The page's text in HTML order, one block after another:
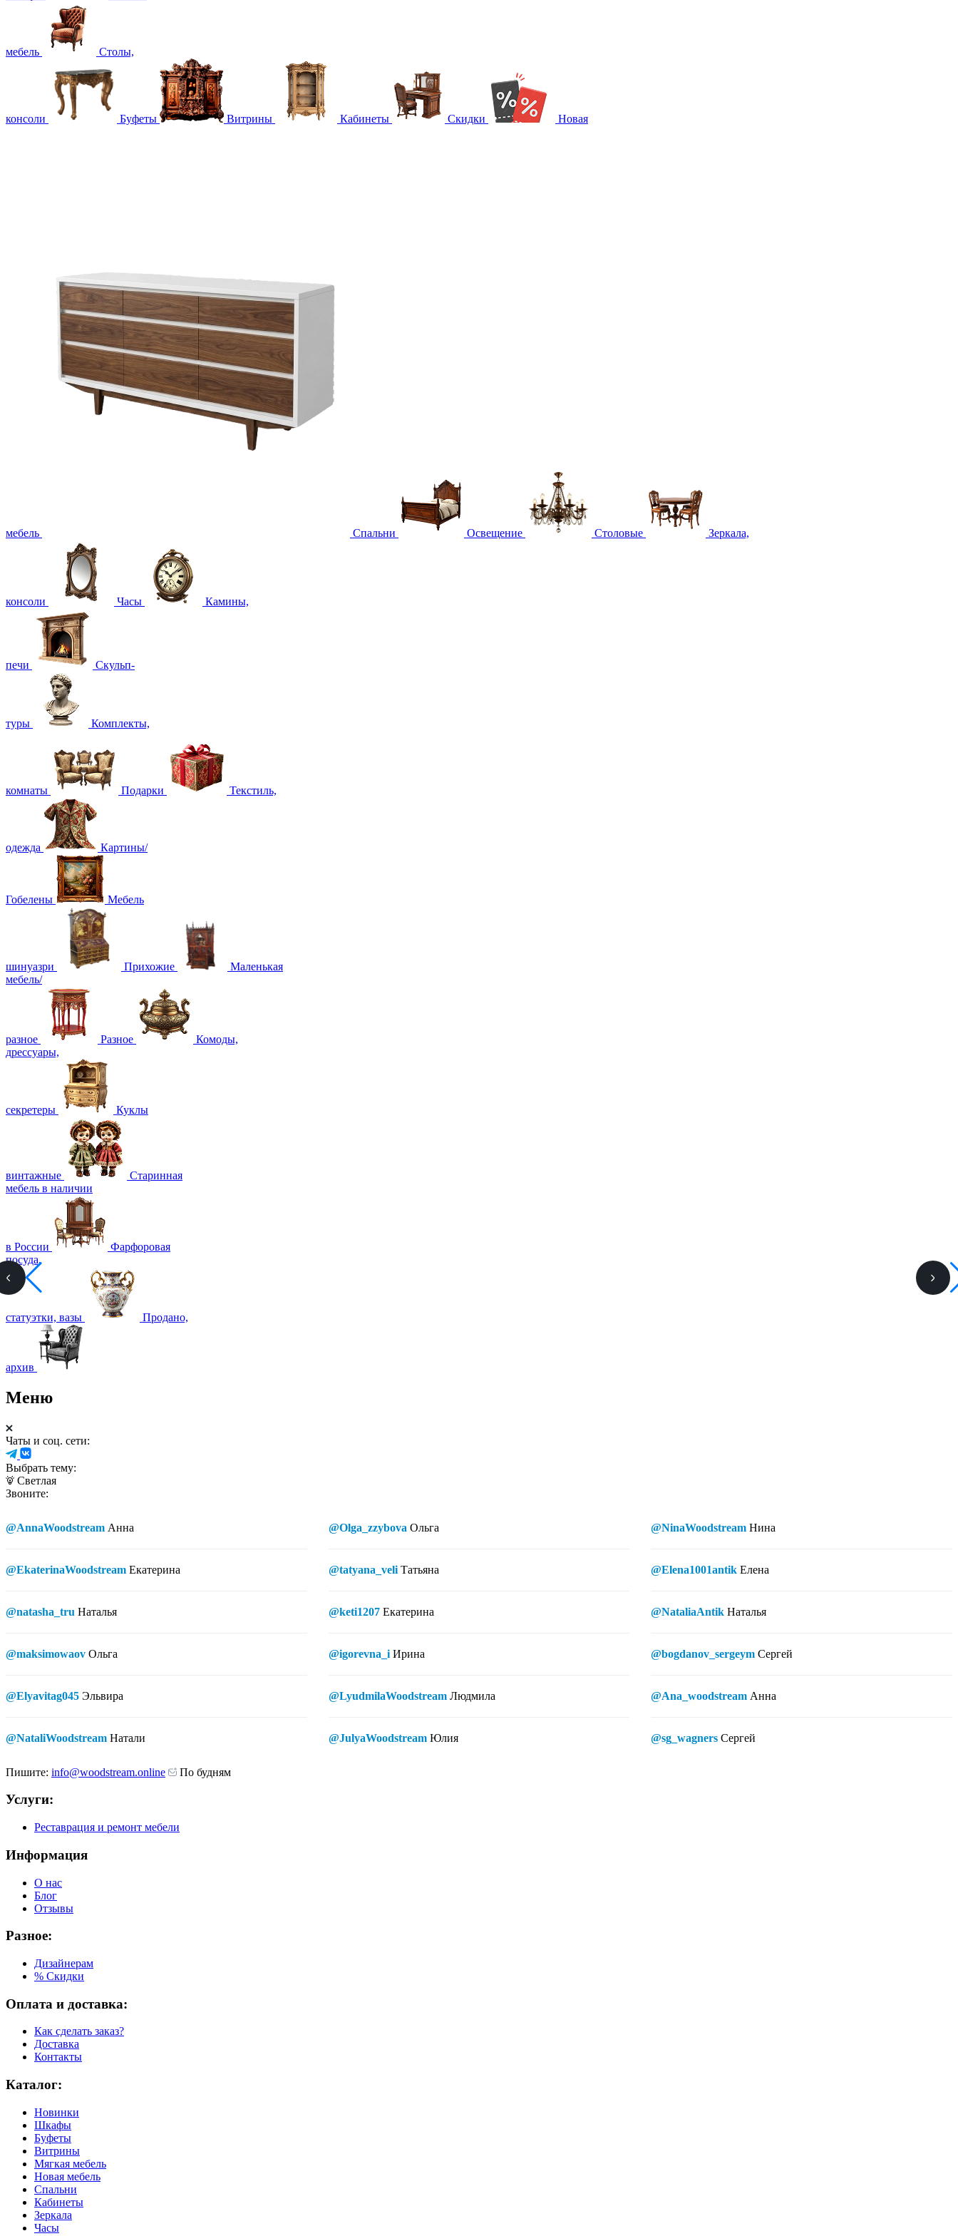
мебель Столы,
консоли Буфеты Витрины Кабинеты Скидки Новая
мебель Спальни Освещение Столовые Зеркала,
консоли Часы Камины,
печи Скульп-
туры Комплекты,
комнаты Подарки Текстиль,
одежда Картины/
Гобелены Мебель
шинуазри Прихожие
Маленькая
мебель/
разное Разное
Комоды,
дрессуары,
секретеры Куклы
винтажные
Старинная
мебель в наличии
в России
Фарфоровая
посуда,
статуэтки, вазы Продано,
архив
Меню
Чаты и соц. сети:
Выбрать тему:
Светлая
Звоните:
@AnnaWoodstream Анна
@EkaterinaWoodstream Екатерина
@natasha_tru Наталья
@maksimowaov Ольга
@Elyavitag045 Эльвира
@NataliWoodstream Натали
@Olga_zzybova Ольга
@tatyana_veli Татьяна
@keti1207 Екатерина
@igorevna_i Ирина
@LyudmilaWoodstream Людмила
@JulyaWoodstream Юлия
@NinaWoodstream Нина
@Elena1001antik Елена
@NataliaAntik Наталья
@bogdanov_sergeym Сергей
@Ana_woodstream Анна
@sg_wagners Сергей
Пишите: info@woodstream.online По будням
Услуги:
Реставрация и ремонт мебели
Информация
О нас
Блог
Отзывы
Разное:
Дизайнерам
% Скидки
Оплата и доставка:
Как сделать заказ?
Доставка
Контакты
Каталог:
Новинки
Шкафы
Буфеты
Витрины
Мягкая мебель
Новая мебель
Спальни
Кабинеты
Зеркала
Часы